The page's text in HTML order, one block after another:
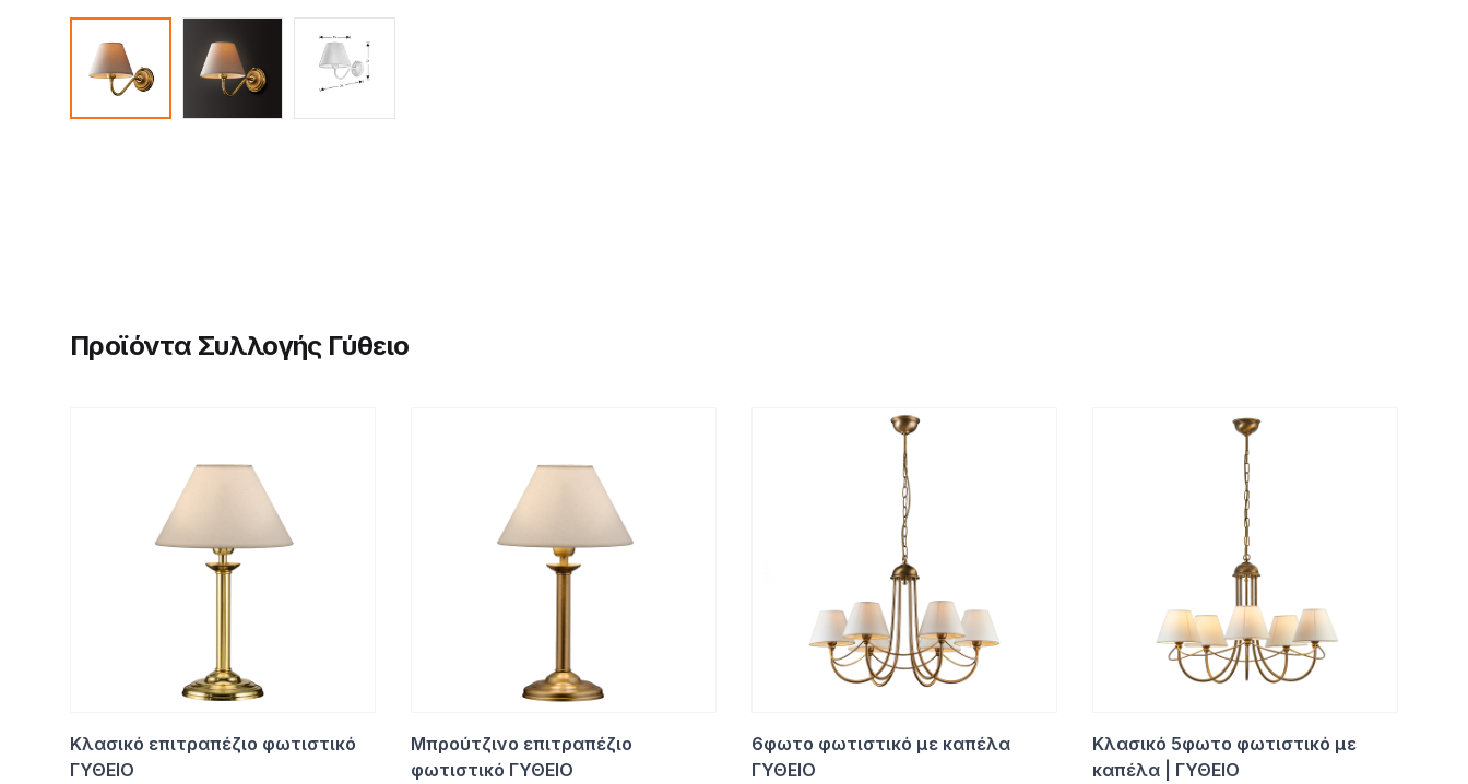
Προϊόντα Συλλογής Γύθειο
Κλασικό επιτραπέζιο φωτιστικό
ΓΥΘΕΙΟ
Μπρούτζινο επιτραπέζιο
φωτιστικό ΓΥΘΕΙΟ
6φωτο φωτιστικό με καπέλα
ΓΥΘΕΙΟ
Κλασικό 5φωτο φωτιστικό με
καπέλα | ΓΥΘΕΙΟ